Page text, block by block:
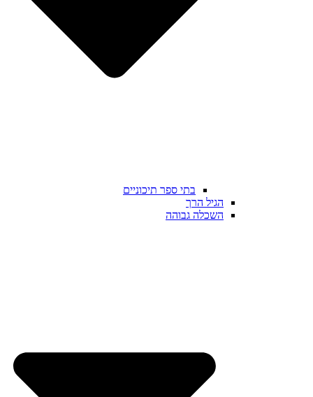
בתי ספר תיכוניים
הגיל הרך
השכלה גבוהה